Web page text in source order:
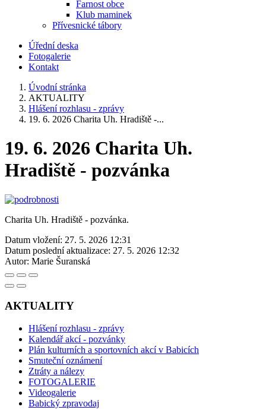
Farnost obce
Klub maminek
Přívesnické tábory
Úřední deska
Fotogalerie
Kontakt
Úvodní stránka
AKTUALITY
Hlášení rozhlasu - zprávy
19. 6. 2026 Charita Uh. Hradiště -...
19. 6. 2026 Charita Uh.
Hradiště - pozvánka
Charita Uh. Hradiště - pozvánka.
Datum vložení: 27. 5. 2026 12:31
Datum poslední aktualizace: 27. 5. 2026 12:32
Autor: Marie Šuranská
AKTUALITY
Hlášení rozhlasu - zprávy
Kalendář akcí - pozvánky
Plán kulturních a sportovních akcí v Babicích
Smuteční oznámení
Ztráty a nálezy
FOTOGALERIE
Videogalerie
Babický zpravodaj